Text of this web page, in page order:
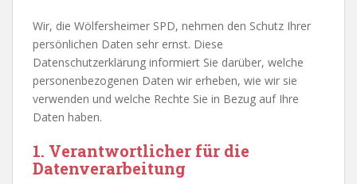
Wir, die Wölfersheimer SPD, nehmen den Schutz Ihrer
persönlichen Daten sehr ernst. Diese
Datenschutzerklärung informiert Sie darüber, welche
personenbezogenen Daten wir erheben, wie wir sie
verwenden und welche Rechte Sie in Bezug auf Ihre
Daten haben.
1. Verantwortlicher für die
Datenverarbeitung